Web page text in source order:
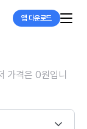
앱 다운로드
가격은 0원입니